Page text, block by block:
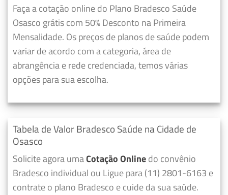
Faça a cotação online do Plano Bradesco Saúde
Osasco grátis com 50% Desconto na Primeira
Mensalidade. Os preços de planos de saúde podem
variar de acordo com a categoria, área de
abrangência e rede credenciada, temos várias
opções para sua escolha.
Tabela de Valor Bradesco Saúde na Cidade de
Osasco
Solicite agora umaCotação Onlinedo convênio
Bradesco individual ou Ligue para (11) 2801-6163 e
contrate o plano Bradesco e cuide da sua saúde.